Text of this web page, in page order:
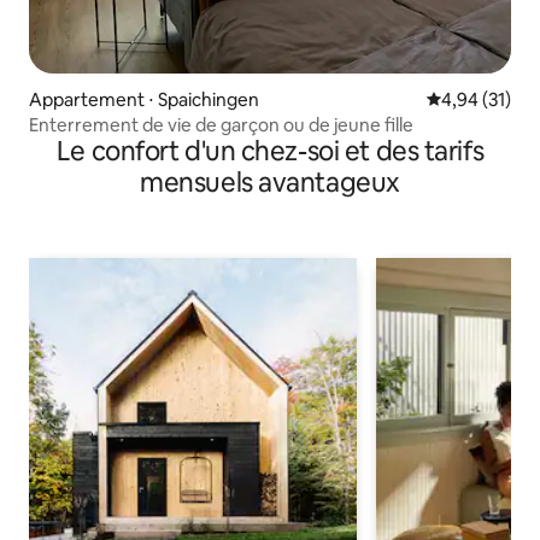
Appartement ⋅ Spaichingen Évaluation
4,94 (31)
Enterrement de vie de garçon ou de jeune fille
Le confort d'un chez-soi et des tarifs
mensuels avantageux